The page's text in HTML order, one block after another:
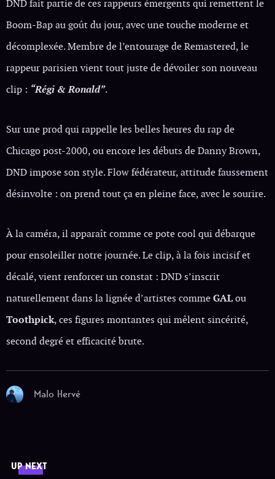
DND fait partie de ces rappeurs émergents qui remettent le
Boom-Bap au goût du jour, avec une touche moderne et
décomplexée. Membre de l’entourage de Remastered, le
rappeur parisien vient tout juste de dévoiler son nouveau
clip : “Régi & Ronald”.
Sur une prod qui rappelle les belles heures du rap de
Chicago post-2000, ou encore les débuts de Danny Brown,
DND impose son style. Flow fédérateur, attitude faussement
désinvolte : on prend tout ça en pleine face, avec le sourire.
À la caméra, il apparaît comme ce pote cool qui débarque
pour ensoleiller notre journée. Le clip, à la fois incisif et
décalé, vient renforcer un constat : DND s’inscrit
naturellement dans la lignée d’artistes commeGALou
Toothpick, ces figures montantes qui mêlent sincérité,
second degré et efficacité brute.
Malo Hervé
UP NEXT